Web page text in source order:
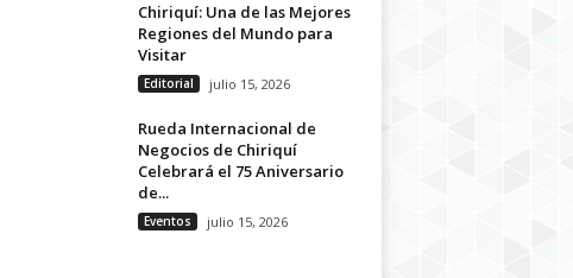
Chiriquí: Una de las Mejores
Regiones del Mundo para
Visitar
Editorial julio 15, 2026
Rueda Internacional de
Negocios de Chiriquí
Celebrará el 75 Aniversario
de...
Eventos julio 15, 2026